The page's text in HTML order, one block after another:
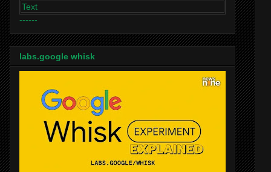
Text
------
labs.google whisk